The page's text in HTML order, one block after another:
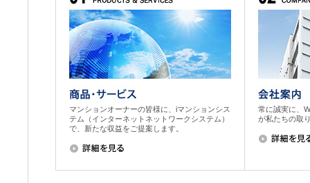
マンションオーナーの皆様に、iマンションシス
テム（インターネットネットワークシステム）
で、新たな収益をご提案します。
常に誠実に、
が私たちの取